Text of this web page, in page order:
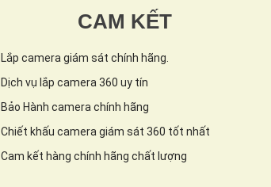
CAM KẾT
Lắp camera giám sát chính hãng.
Dịch vụ lắp camera 360 uy tín
Bảo Hành camera chính hãng
Chiết khấu camera giám sát 360 tốt nhất
Cam kết hàng chính hãng chất lượng